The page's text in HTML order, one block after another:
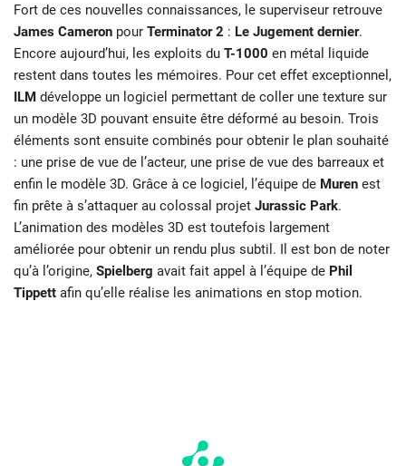
Fort de ces nouvelles connaissances, le superviseur retrouve
James Cameron pour Terminator 2 : Le Jugement dernier.
Encore aujourd’hui, les exploits du T-1000 en métal liquide
restent dans toutes les mémoires. Pour cet effet exceptionnel,
ILM développe un logiciel permettant de coller une texture sur
un modèle 3D pouvant ensuite être déformé au besoin. Trois
éléments sont ensuite combinés pour obtenir le plan souhaité
: une prise de vue de l’acteur, une prise de vue des barreaux et
enfin le modèle 3D. Grâce à ce logiciel, l’équipe de Muren est
fin prête à s’attaquer au colossal projet Jurassic Park.
L’animation des modèles 3D est toutefois largement
améliorée pour obtenir un rendu plus subtil. Il est bon de noter
qu’à l’origine, Spielberg avait fait appel à l’équipe de Phil
Tippett afin qu’elle réalise les animations en stop motion.